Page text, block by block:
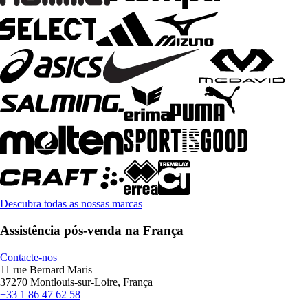
Descubra todas as nossas marcas
Assistência pós-venda na França
Contacte-nos
11 rue Bernard Maris
37270 Montlouis-sur-Loire, França
+33 1 86 47 62 58